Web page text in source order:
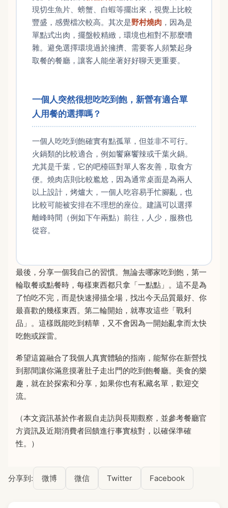
現切生魚片、螃蟹、白蝦等擺出來，視覺上比較
豐盛，感覺檔次較高。其次是野村燒肉 ，因為是
單點式出肉，擺盤較精緻，環境也相對不那麼嘈
雜。避免選擇環境過於擁擠、需要客人頻繁起身
取餐的餐廳，讓客人能坐著好好聊天更重要。
一個人突然很想吃吃到飽，新營有適合單
人用餐的選擇嗎？
一個人吃吃到飽確實有點孤單，但並非不可行。
火鍋類的比較適合，例如饗麻饗辣或千葉火鍋。
尤其是千葉，它的吧檯區對單人客友善，取食方
便。燒肉店則比較尷尬，因為通常桌面是為兩人
以上設計，烤爐大，一個人吃容易手忙腳亂，也
比較可能被安排在不理想的座位。建議可以選擇
離峰時間（例如下午兩點）前往，人少，服務也
從容。
最後，分享一個我自己的習慣。無論去哪家吃到飽，第一
輪取餐或點餐時，每樣東西都只拿「一點點」。這不是為
了怕吃不完，而是快速掃描全場，找出今天品質最好、你
最喜歡的幾樣東西。第二輪開始，就專攻這些「戰利
品」。這樣既能吃到精華，又不會因為一開始亂拿而太快
吃飽或踩雷。
希望這篇融合了我個人真實體驗的指南，能幫你在新營找
到那間讓你滿意摸著肚子走出門的吃到飽餐廳。美食的樂
趣，就在於探索和分享，如果你也有私藏名單，歡迎交
流。
（本文資訊基於作者親自走訪與長期觀察，並參考餐廳官
方資訊及近期消費者回饋進行事實核對，以確保準確
性。）
分享到: 微博 微信 Twitter Facebook